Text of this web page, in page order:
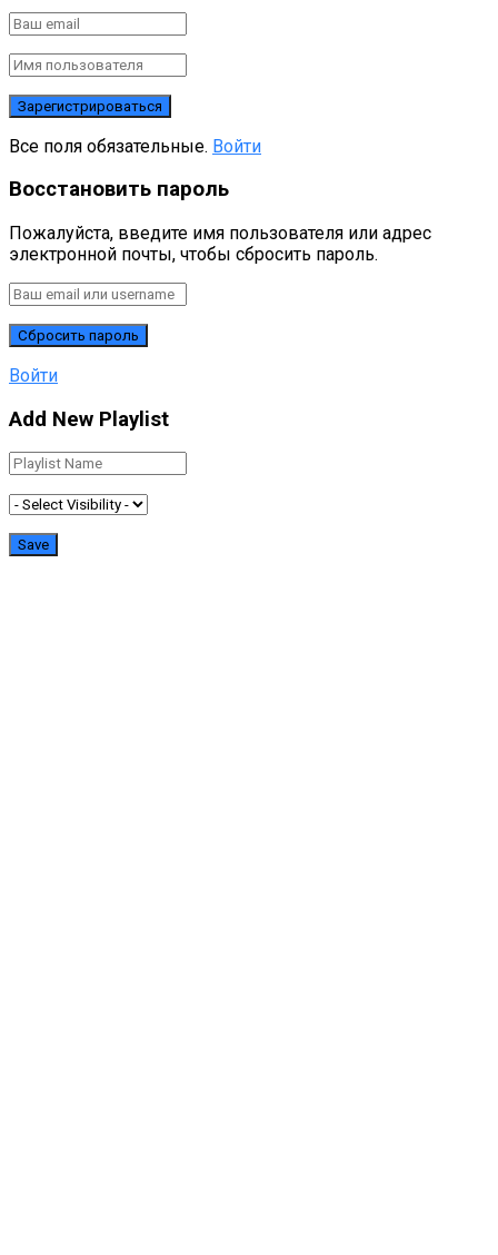
Все поля обязательные. Войти
Восстановить пароль
Пожалуйста, введите имя пользователя или адрес
электронной почты, чтобы сбросить пароль.
Войти
Add New Playlist